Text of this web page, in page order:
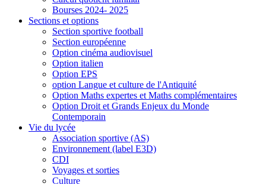
Bourses 2024- 2025
Sections et options
Section sportive football
Section européenne
Option cinéma audiovisuel
Option italien
Option EPS
option Langue et culture de l'Antiquité
Option Maths expertes et Maths complémentaires
Option Droit et Grands Enjeux du Monde
Contemporain
Vie du lycée
Association sportive (AS)
Environnement (label E3D)
CDI
Voyages et sorties
Culture